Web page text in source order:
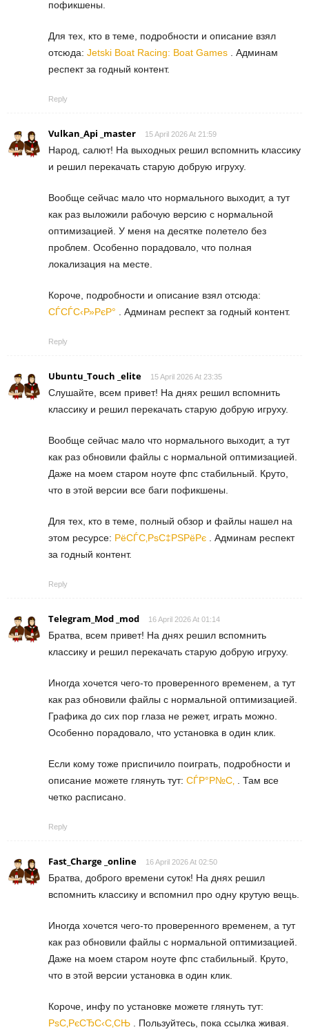
пофикшены.
Для тех, кто в теме, подробности и описание взял
отсюда: Jetski Boat Racing: Boat Games . Админам
респект за годный контент.
Reply
Vulkan_Api _master 15 April 2026 At 21:59
Народ, салют! На выходных решил вспомнить классику
и решил перекачать старую добрую игруху.
Вообще сейчас мало что нормального выходит, а тут
как раз выложили рабочую версию с нормальной
оптимизацией. У меня на десятке полетело без
проблем. Особенно порадовало, что полная
локализация на месте.
Короче, подробности и описание взял отсюда:
СЃСЃС‹Р»РєР° . Админам респект за годный контент.
Reply
Ubuntu_Touch _elite 15 April 2026 At 23:35
Слушайте, всем привет! На днях решил вспомнить
классику и решил перекачать старую добрую игруху.
Вообще сейчас мало что нормального выходит, а тут
как раз обновили файлы с нормальной оптимизацией.
Даже на моем старом ноуте фпс стабильный. Круто,
что в этой версии все баги пофикшены.
Для тех, кто в теме, полный обзор и файлы нашел на
этом ресурсе: РёСЃС‚РѕС‡РЅРёРє . Админам респект
за годный контент.
Reply
Telegram_Mod _mod 16 April 2026 At 01:14
Братва, всем привет! На днях решил вспомнить
классику и решил перекачать старую добрую игруху.
Иногда хочется чего-то проверенного временем, а тут
как раз обновили файлы с нормальной оптимизацией.
Графика до сих пор глаза не режет, играть можно.
Особенно порадовало, что установка в один клик.
Если кому тоже приспичило поиграть, подробности и
описание можете глянуть тут: СЃР°Р№С‚
. Там все
четко расписано.
Reply
Fast_Charge _online 16 April 2026 At 02:50
Братва, доброго времени суток! На днях решил
вспомнить классику и вспомнил про одну крутую вещь.
Иногда хочется чего-то проверенного временем, а тут
как раз обновили файлы с нормальной оптимизацией.
Даже на моем старом ноуте фпс стабильный. Круто,
что в этой версии установка в один клик.
Короче, инфу по установке можете глянуть тут:
РѕС‚РєСЂС‹С‚СЊ . Пользуйтесь, пока ссылка живая.